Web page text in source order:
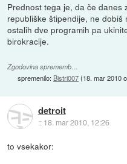
Prednost tega je, da če danes
republiške štipendije, ne
ostalih dve programih pa
birokracije.
Zgodovina sprememb…
spremenilo: Bistri007(18. mar 2010
detroit
:: 18. mar 2010, 12:26
to vsekakor: